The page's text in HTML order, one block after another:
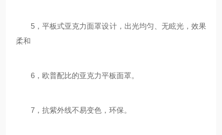
5，平板式亚克力面罩设计，出光均匀、无眩光，效果
柔和
6，欧普配比的亚克力平板面罩。
7，抗紫外线不易变色，环保。